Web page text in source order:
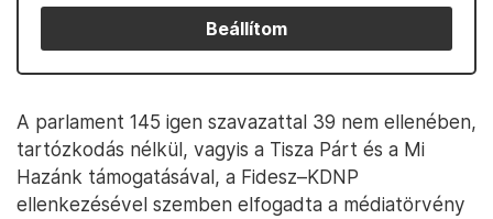
Beállítom
A parlament 145 igen szavazattal 39 nem ellenében,
tartózkodás nélkül, vagyis a Tisza Párt és a Mi
Hazánk támogatásával, a Fidesz–KDNP
ellenkezésével szemben elfogadta a médiatörvény